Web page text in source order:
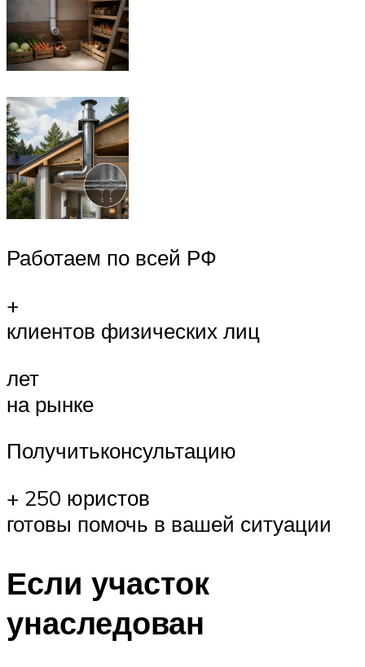
Работаем по всей РФ
+
клиентов физических лиц
лет
на рынке
Получитьконсультацию
+ 250 юристов
готовы помочь в вашей ситуации
Если участок
унаследован